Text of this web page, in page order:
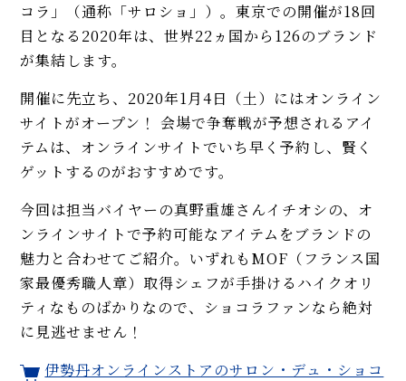
コラ」（通称「サロショ」）。東京での開催が18回
目となる2020年は、世界22ヵ国から126のブランド
が集結します。
開催に先立ち、2020年1月4日（土）にはオンライン
サイトがオープン！ 会場で争奪戦が予想されるアイ
テムは、オンラインサイトでいち早く予約し、賢く
ゲットするのがおすすめです。
今回は担当バイヤーの真野重雄さんイチオシの、オ
ンラインサイトで予約可能なアイテムをブランドの
魅力と合わせてご紹介。いずれもMOF（フランス国
家最優秀職人章）取得シェフが手掛けるハイクオリ
ティなものばかりなので、ショコラファンなら絶対
に見逃せません！
伊勢丹オンラインストアのサロン・デュ・ショコ